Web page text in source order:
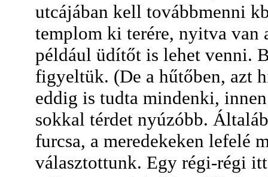
utcájában kell továbbmenni
templom ki terére, nyitva van
például üdítőt is lehet venni.
figyeltük. (De a hűtőben, azt
eddig is tudta mindenki,
sokkal térdet nyúzóbb.
furcsa, a meredekeken lefelé
választottunk. Egy régi-régi